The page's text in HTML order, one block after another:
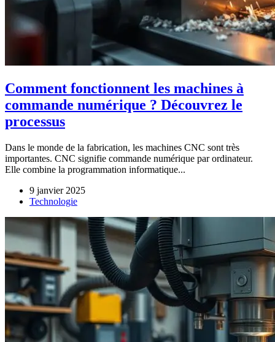
Comment fonctionnent les machines à
commande numérique ? Découvrez le
processus
Dans le monde de la fabrication, les machines CNC sont très
importantes. CNC signifie commande numérique par ordinateur.
Elle combine la programmation informatique...
9 janvier 2025
Technologie